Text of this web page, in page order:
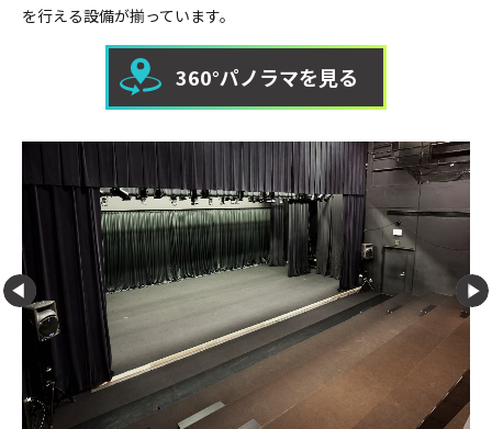
を行える設備が揃っています。
360°パノラマを見る